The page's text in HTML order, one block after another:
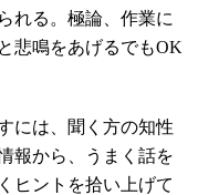
れる。極論、作業に
悲鳴をあげるでもOK
には、聞く方の知性
報から、うまく話を
ヒントを拾い上げて